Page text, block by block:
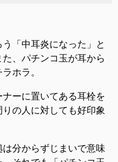
「中耳炎になった」と
、パチンコ玉が耳から
ホラ。
ーに置いてある耳栓を
の人に対しても好印象
分からずじまいで意味